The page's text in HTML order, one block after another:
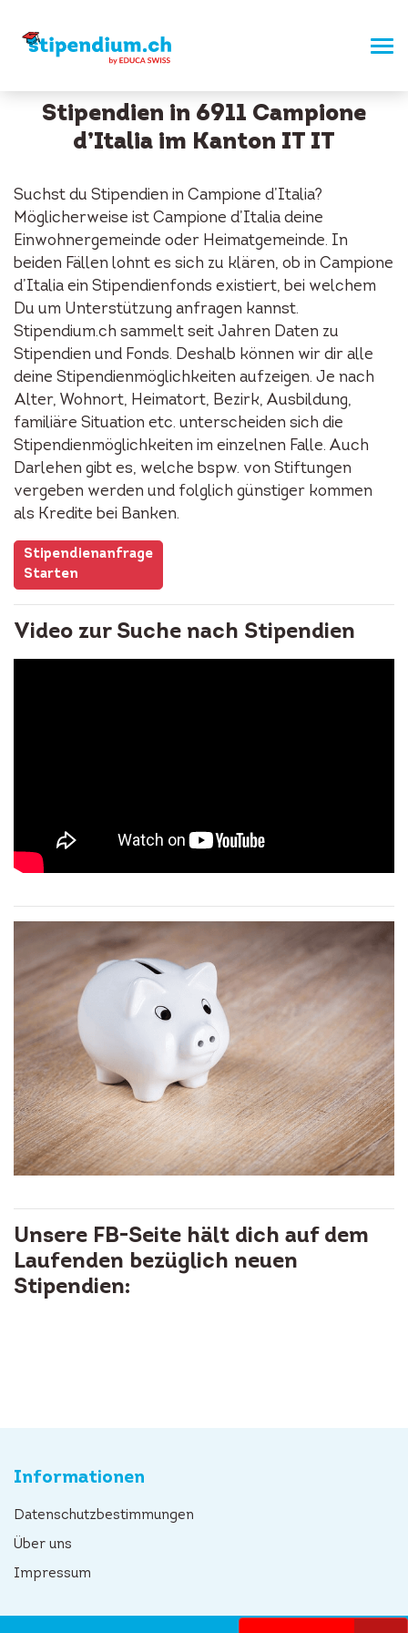
Stipendien in 6911 Campione
d’Italia im Kanton IT IT
Suchst du Stipendien in Campione d’Italia?
Möglicherweise ist Campione d’Italia deine
Einwohnergemeinde oder Heimatgemeinde. In
beiden Fällen lohnt es sich zu klären, ob in Campione
d’Italia ein Stipendienfonds existiert, bei welchem
Du um Unterstützung anfragen kannst.
Stipendium.ch sammelt seit Jahren Daten zu
Stipendien und Fonds. Deshalb können wir dir alle
deine Stipendienmöglichkeiten aufzeigen. Je nach
Alter, Wohnort, Heimatort, Bezirk, Ausbildung,
familiäre Situation etc. unterscheiden sich die
Stipendienmöglichkeiten im einzelnen Falle. Auch
Darlehen gibt es, welche bspw. von Stiftungen
vergeben werden und folglich günstiger kommen
als Kredite bei Banken.
Stipendienanfrage
Starten
Video zur Suche nach Stipendien
Unsere FB-Seite hält dich auf dem
Laufenden bezüglich neuen
Stipendien:
Informationen
Datenschutzbestimmungen
Über uns
Impressum